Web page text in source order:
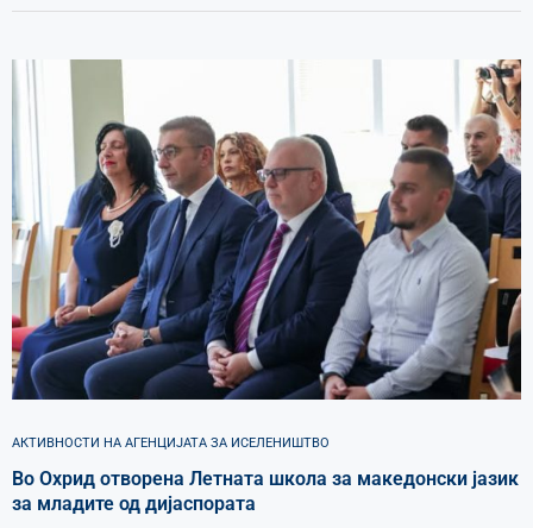
АКТИВНОСТИ НА АГЕНЦИЈАТА ЗА ИСЕЛЕНИШТВО
Во Охрид отворена Летната школа за македонски јазик
за младите од дијаспората